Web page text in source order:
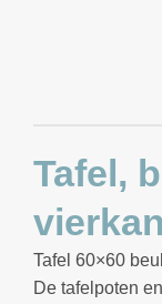
Tafel,
Tafel 60×60
De tafelpoten